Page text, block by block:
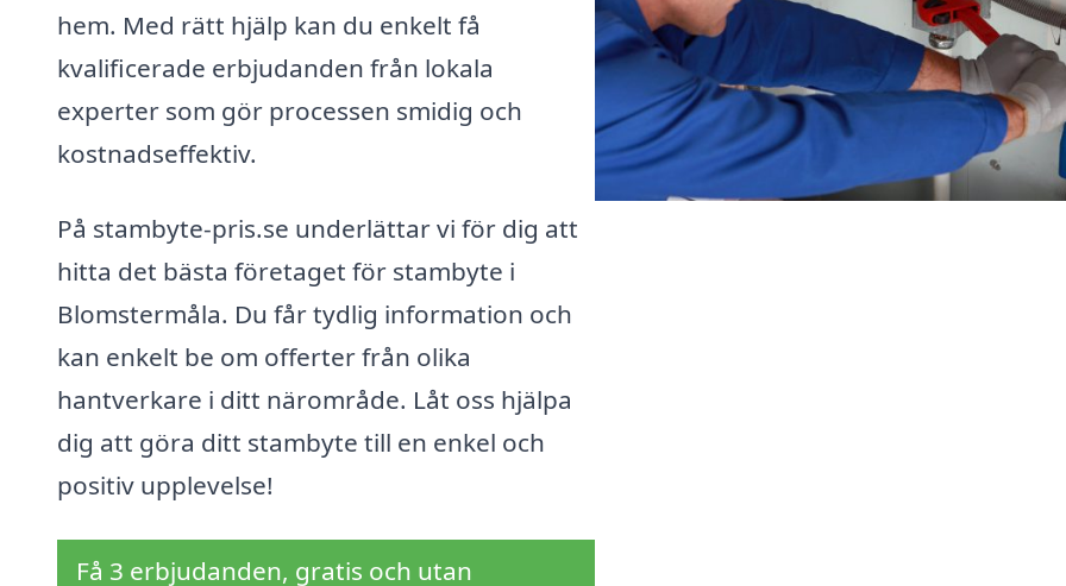
hem. Med rätt hjälp kan du enkelt få
kvalificerade erbjudanden från lokala
experter som gör processen smidig och
kostnadseffektiv.
På stambyte-pris.se underlättar vi för dig att
hitta det bästa företaget för stambyte i
Blomstermåla. Du får tydlig information och
kan enkelt be om offerter från olika
hantverkare i ditt närområde. Låt oss hjälpa
dig att göra ditt stambyte till en enkel och
positiv upplevelse!
Få 3 erbjudanden, gratis och utan